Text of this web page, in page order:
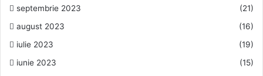
septembrie 2023
(21)
august 2023
(16)
iulie 2023
(19)
iunie 2023
(15)